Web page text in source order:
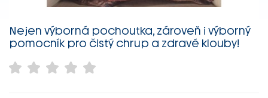
Nejen výborná pochoutka, zároveň i výborný
pomocník pro čistý chrup a zdravé klouby!